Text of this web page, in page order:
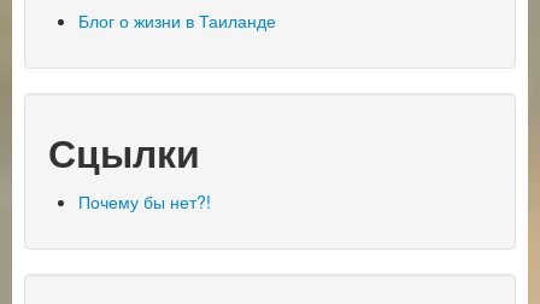
Блог о жизни в Таиланде
Сцылки
Почему бы нет?!